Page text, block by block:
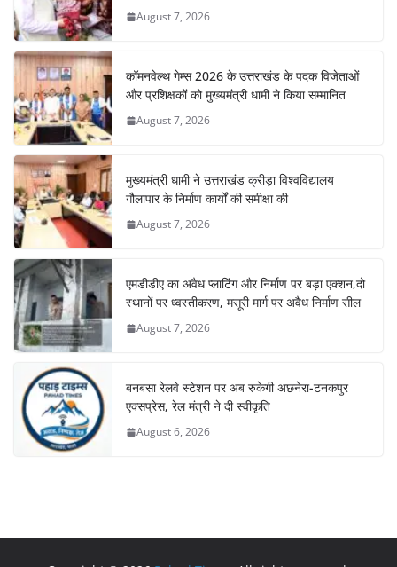
August 7, 2026
कॉमनवेल्थ गेम्स 2026 के उत्तराखंड के पदक विजेताओं
और प्रशिक्षकों को मुख्यमंत्री धामी ने किया सम्मानित
August 7, 2026
मुख्यमंत्री धामी ने उत्तराखंड क्रीड़ा विश्वविद्यालय
गौलापार के निर्माण कार्यों की समीक्षा की
August 7, 2026
एमडीडीए का अवैध प्लाटिंग और निर्माण पर बड़ा एक्शन,दो
स्थानों पर ध्वस्तीकरण, मसूरी मार्ग पर अवैध निर्माण सील
August 7, 2026
बनबसा रेलवे स्टेशन पर अब रुकेगी अछनेरा-टनकपुर
एक्सप्रेस, रेल मंत्री ने दी स्वीकृति
August 6, 2026